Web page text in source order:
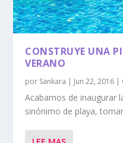
CONSTRUYE UNA
VERANO
por Sankara | Jun 22, 2016 |
Acabamos de inaugurar
sinónimo de playa,